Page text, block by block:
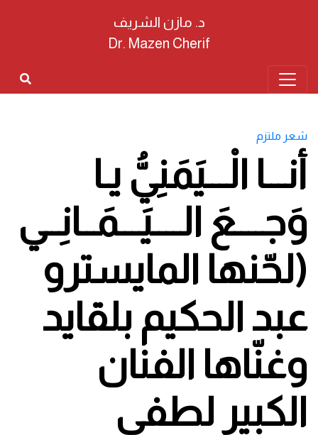
د. مازن الشريف
Dr. Mazen Cherif
شعر ملتزم
أنـــا الْـــيَمَنِيُّ يـا
وَجــــعَ الــــيَـــمَــانِــي
(لحّنها المايسترو
عبد الحكيم بلقايد
وغنّاها الفنان
الكبير لطفي